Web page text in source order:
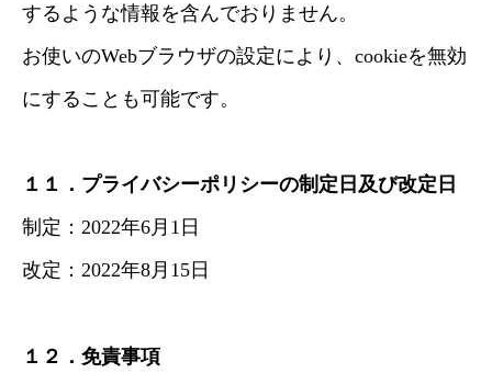
するような情報を含んでおりません。
お使いのWebブラウザの設定により、cookieを無効
にすることも可能です。
１１．プライバシーポリシーの制定日及び改定日
制定：2022年6月1日
改定：2022年8月15日
１２．免責事項